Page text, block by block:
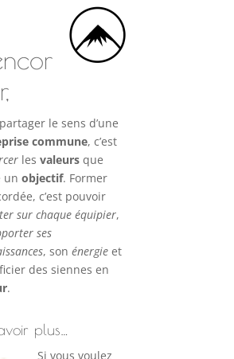
le sens d’une
commune, c’est
lesvaleurs que
unobjectif. Former
c’est pouvoir
sur chaque équipier,
ses
, sonénergie et
des siennes en
.
plus…
Si vous voulez